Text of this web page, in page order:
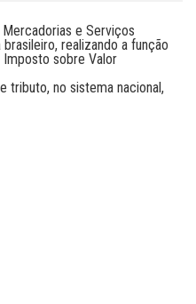
e Serviços
realizando a função
sobre Valor
tributo, no sistema nacional,